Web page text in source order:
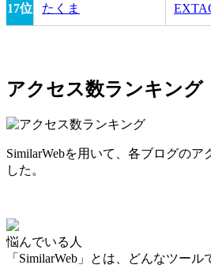
17位 たくま
アクセス数ランキング
SimilarWebを用いて、各ブログのア
した。
悩んでいる人
「SimilarWeb」とは、どんなツール